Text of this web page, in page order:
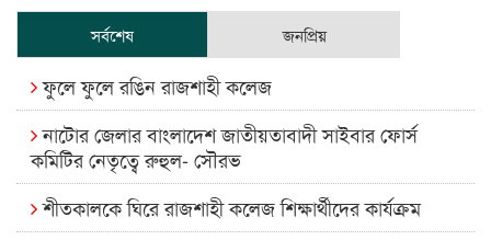
সর্বশেষ জনপ্রিয়
ফুলে ফুলে রঙিন রাজশাহী কলেজ
নাটোর জেলার বাংলাদেশ জাতীয়তাবাদী সাইবার ফোর্স
কমিটির নেতৃত্বে রুহুল- সৌরভ
শীতকালকে ঘিরে রাজশাহী কলেজ শিক্ষার্থীদের কার্যক্রম